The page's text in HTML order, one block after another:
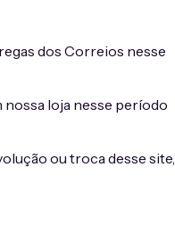
dos Correios nesse
loja nesse período
ou troca desse site,